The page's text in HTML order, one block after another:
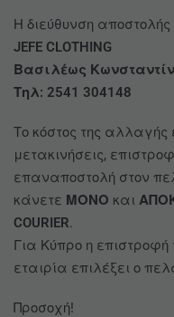
Η διεύθυνση αποστολής
JEFE CLOTHING
Βασιλέως
Τηλ: 2541 304148
Το κόστος της αλλαγής
μετακινήσεις,
επαναποστολή στον
κάνετε ΜΟΝΟ και
COURIER.
Για Κύπρο η επιστροφή
εταιρία επιλέξει ο
Προσοχή!